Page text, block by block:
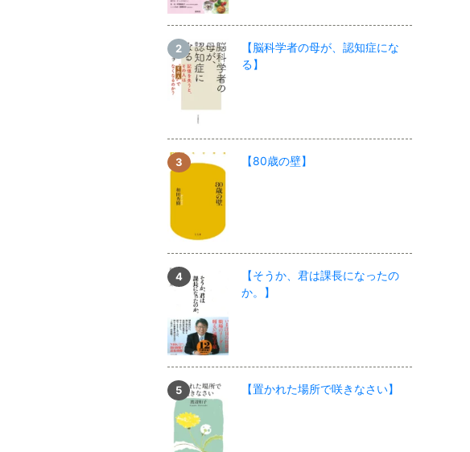
【脳科学者の母が、認知症にな
る】
【80歳の壁】
【そうか、君は課長になったの
か。】
【置かれた場所で咲きなさい】